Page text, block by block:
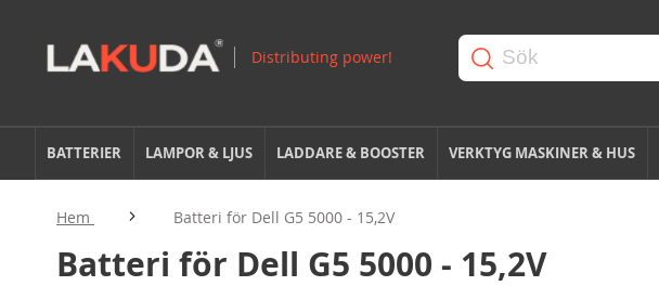
BATTERIER LAMPOR & LJUS LADDARE & BOOSTER VERKTYG MASKINER & HUS
Hem Batteri för Dell G5 5000 - 15,2V
Batteri för Dell G5 5000 - 15,2V